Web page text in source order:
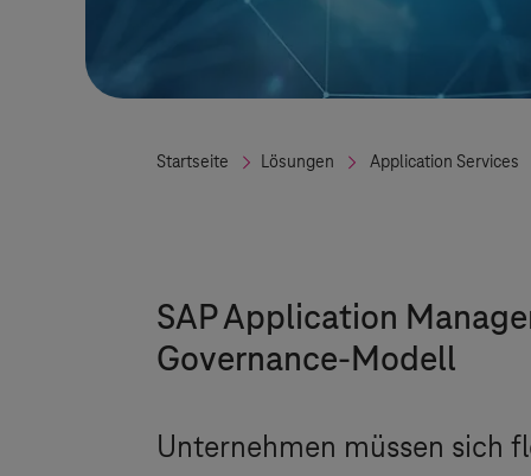
Startseite Lösungen Application Services
SAP Application
Governance-Modell
Unternehmen müssen sich